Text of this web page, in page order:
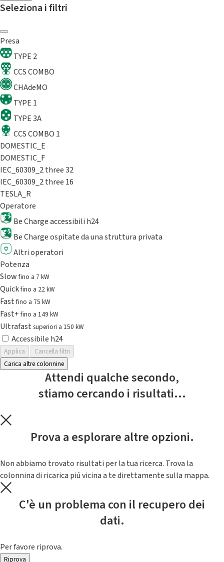
Seleziona i filtri
Presa
TYPE 2
CCS COMBO
CHAdeMO
TYPE 1
TYPE 3A
CCS COMBO 1
DOMESTIC_E
DOMESTIC_F
IEC_60309_2 three 32
IEC_60309_2 three 16
TESLA_R
Operatore
Be Charge accessibili h24
Be Charge ospitate da una struttura privata
Altri operatori
Potenza
Slowfino a 7 kW
Quickfino a 22 kW
Fastfino a 75 kW
Fast+fino a 149 kW
Ultrafast superiori a 150 kW
Accessibile h24
Applica
Cancella filtri
Carica altre colonnine
Attendi qualche secondo,
stiamo cercando i risultati...
Prova a esplorare altre opzioni.
Non abbiamo trovato risultati per la tua ricerca. Trova la
colonnina di ricarica piú vicina a te direttamente sulla mappa.
C'è un problema con il recupero dei
dati.
Per favore riprova.
Riprova